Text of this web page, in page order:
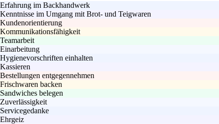
Erfahrung im Backhandwerk
Kenntnisse im Umgang mit Brot- und Teigwaren
Kundenorientierung
Kommunikationsfähigkeit
Teamarbeit
Einarbeitung
Hygienevorschriften einhalten
Kassieren
Bestellungen entgegennehmen
Frischwaren backen
Sandwiches belegen
Zuverlässigkeit
Servicegedanke
Ehrgeiz